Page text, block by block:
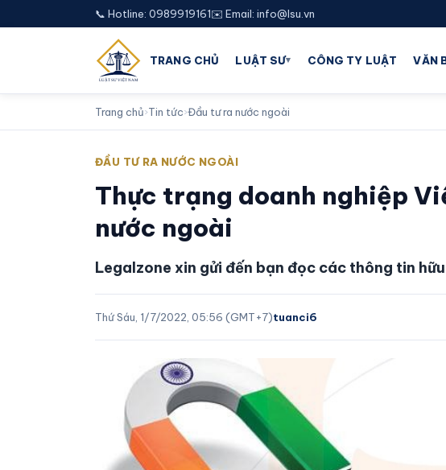
📞 Hotline: 0989919161✉️ Email: info@lsu.vn
TRANG CHỦ LUẬT SƯ▾ CÔNG TY LUẬT VĂN
Trang chủ›Tin tức›Đầu tư ra nước ngoài
ĐẦU TƯ RA NƯỚC NGOÀI
Thực trạng doanh nghiệp
nước ngoài
Legalzone xin gửi đến bạn đọc các thông tin
Thứ Sáu, 1/7/2022, 05:56 (GMT+7)tuanci6